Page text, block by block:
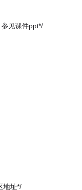
见课件ppt*/
地址*/